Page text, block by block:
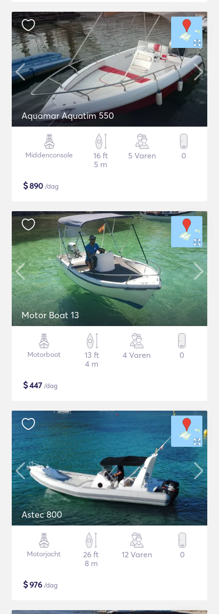
Aquamar Aquatim 550
Middenconsole
16 ft
5 m
5 Varen 0
$890 /dag
Motor Boat 13
Motorboot
13 ft
4 m
4 Varen 0
$447 /dag
Astec 800
Motorjacht
26 ft
8 m
12 Varen 0
$976 /dag